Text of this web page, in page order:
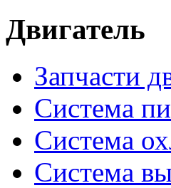
Двигатель
Запчасти
Система
Система
Система